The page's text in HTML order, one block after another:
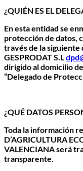
¿QUIÉN ES EL
En esta entidad se
protección de datos,
través de la
GESPRODAT S.L
dirigido al domicilio
“Delegado de
¿QUÉ DATOS
Toda la información
D’AGRICULTURA
VALENCIANA será
transparente.